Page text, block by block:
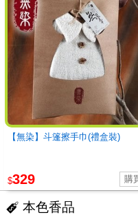
【無染】斗篷擦手巾(禮盒裝)
$329
本色香品